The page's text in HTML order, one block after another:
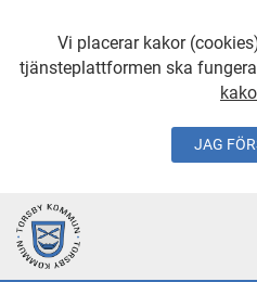
Vi placerar kakor
tjänsteplattformen ska
JAG